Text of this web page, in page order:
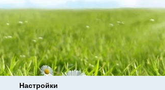
Настройки